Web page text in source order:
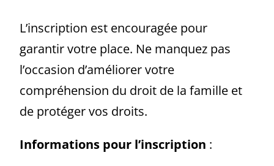
L’inscription est encouragée pour
garantir votre place. Ne manquez pas
l’occasion d’améliorer votre
compréhension du droit de la famille et
de protéger vos droits.
Informations pour l’inscription :